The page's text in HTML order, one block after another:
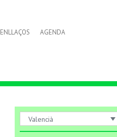
ENLLAÇOS AGENDA
Valencià